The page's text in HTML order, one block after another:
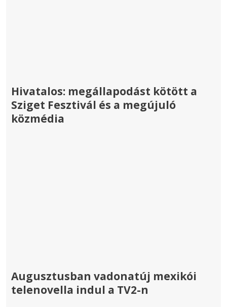
Hivatalos: megállapodást kötött a
Sziget Fesztivál és a megújuló
közmédia
Augusztusban vadonatúj mexikói
telenovella indul a TV2-n